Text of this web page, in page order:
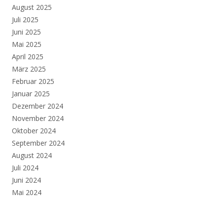
August 2025
Juli 2025
Juni 2025
Mai 2025
April 2025
März 2025
Februar 2025
Januar 2025
Dezember 2024
November 2024
Oktober 2024
September 2024
August 2024
Juli 2024
Juni 2024
Mai 2024